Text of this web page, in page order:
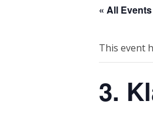
« All Events
This event
3.